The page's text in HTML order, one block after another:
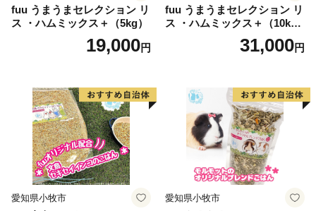
fuu うまうまセレクション リ
ス ・ハムミックス＋（5kg）
19,000円
fuu うまうまセレクション リ
ス ・ハムミックス＋（10k
31,000円
愛知県小牧市 愛知県小牧市